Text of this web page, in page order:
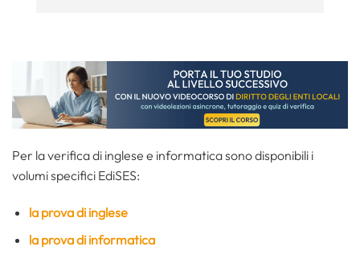
Per la verifica di inglese e informatica sono disponibili i
volumi specifici EdiSES:
la prova di inglese
la prova di informatica